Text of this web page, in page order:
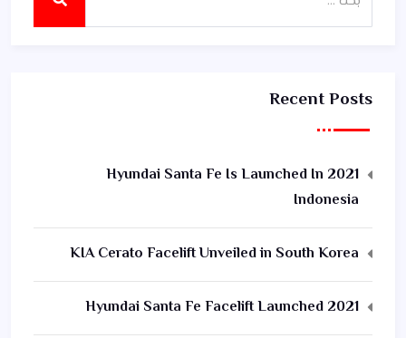
Recent Posts
2021 Hyundai Santa Fe Is Launched In
Indonesia
KIA Cerato Facelift Unveiled in South Korea
2021 Hyundai Santa Fe Facelift Launched